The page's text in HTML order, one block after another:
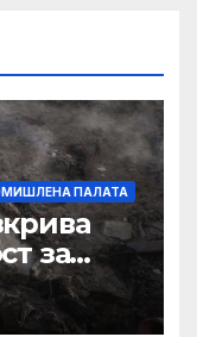
ПАЛАТА
за